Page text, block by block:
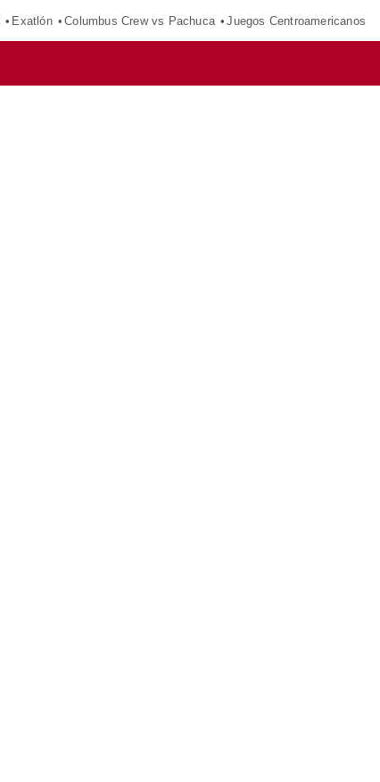
Exatlón Columbus Crew vs Pachuca Juegos Centroamericanos